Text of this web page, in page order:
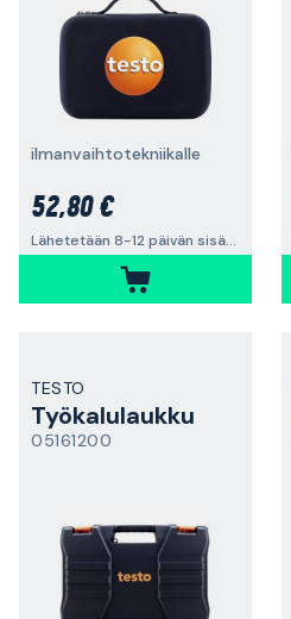
ilmanvaihtotekniikalle
52,80 €
Lähetetään 8-12 päivän sisällä
TESTO
Työkalulaukku
05161200